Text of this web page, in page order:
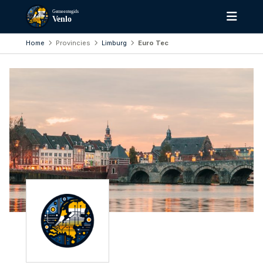
Gemeentegids
Venlo
Home Provincies Limburg Euro Tec